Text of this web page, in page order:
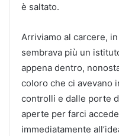
è saltato.
Arriviamo al carcere,
sembrava più un
appena dentro,
coloro che ci avevano
controlli e dalle porte
aperte per farci
immediatamente